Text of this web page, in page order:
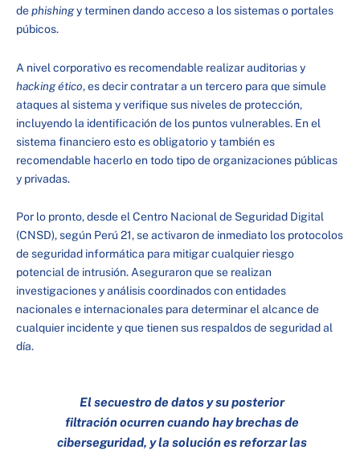
dephishingy terminen dando acceso a los sistemas o portales
púbicos.
A nivel corporativo es recomendable realizar auditorias y
hacking ético, es decir contratar a un tercero para que simule
ataques al sistema y verifique sus niveles de protección,
incluyendo la identificación de los puntos vulnerables. En el
sistema financiero esto es obligatorio y también es
recomendable hacerlo en todo tipo de organizaciones públicas
y privadas.
Por lo pronto, desde el Centro Nacional de Seguridad Digital
(CNSD), según Perú 21, se activaron de inmediato los protocolos
de seguridad informática para mitigar cualquier riesgo
potencial de intrusión. Aseguraron que se realizan
investigaciones y análisis coordinados con entidades
nacionales e internacionales para determinar el alcance de
cualquier incidente y que tienen sus respaldos de seguridad al
día.
El secuestro de datos y su posterior
filtración ocurren cuando hay brechas de
ciberseguridad, y la solución es reforzar las